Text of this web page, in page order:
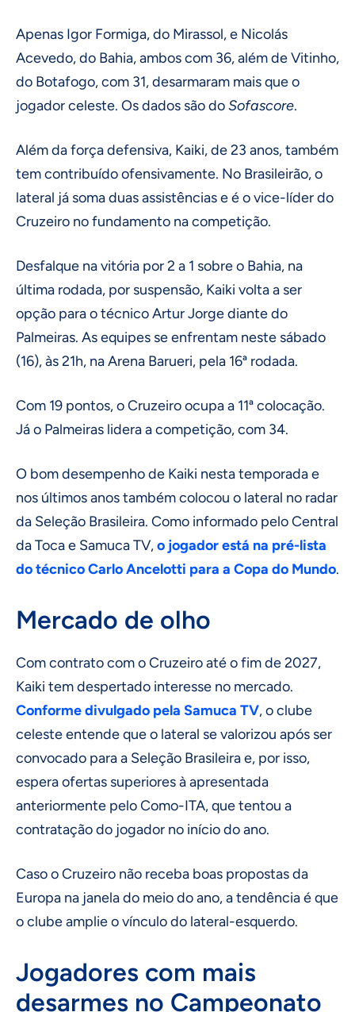
Apenas Igor Formiga, do Mirassol, e Nicolás
Acevedo, do Bahia, ambos com 36, além de Vitinho,
do Botafogo, com 31, desarmaram mais que o
jogador celeste. Os dados são doSofascore.
Além da força defensiva, Kaiki, de 23 anos, também
tem contribuído ofensivamente. No Brasileirão, o
lateral já soma duas assistências e é o vice-líder do
Cruzeiro no fundamento na competição.
Desfalque na vitória por 2 a 1 sobre o Bahia, na
última rodada, por suspensão, Kaiki volta a ser
opção para o técnico Artur Jorge diante do
Palmeiras. As equipes se enfrentam neste sábado
(16), às 21h, na Arena Barueri, pela 16ª rodada.
Com 19 pontos, o Cruzeiro ocupa a 11ª colocação.
Já o Palmeiras lidera a competição, com 34.
O bom desempenho de Kaiki nesta temporada e
nos últimos anos também colocou o lateral no radar
da Seleção Brasileira. Como informado pelo Central
da Toca e Samuca TV,o jogador está na pré-lista
do técnico Carlo Ancelotti para a Copa do Mundo.
Mercado de olho
Com contrato com o Cruzeiro até o fim de 2027,
Kaiki tem despertado interesse no mercado.
Conforme divulgado pela Samuca TV, o clube
celeste entende que o lateral se valorizou após ser
convocado para a Seleção Brasileira e, por isso,
espera ofertas superiores à apresentada
anteriormente pelo Como-ITA, que tentou a
contratação do jogador no início do ano.
Caso o Cruzeiro não receba boas propostas da
Europa na janela do meio do ano, a tendência é que
o clube amplie o vínculo do lateral-esquerdo.
Jogadores com mais
desarmes no Campeonato